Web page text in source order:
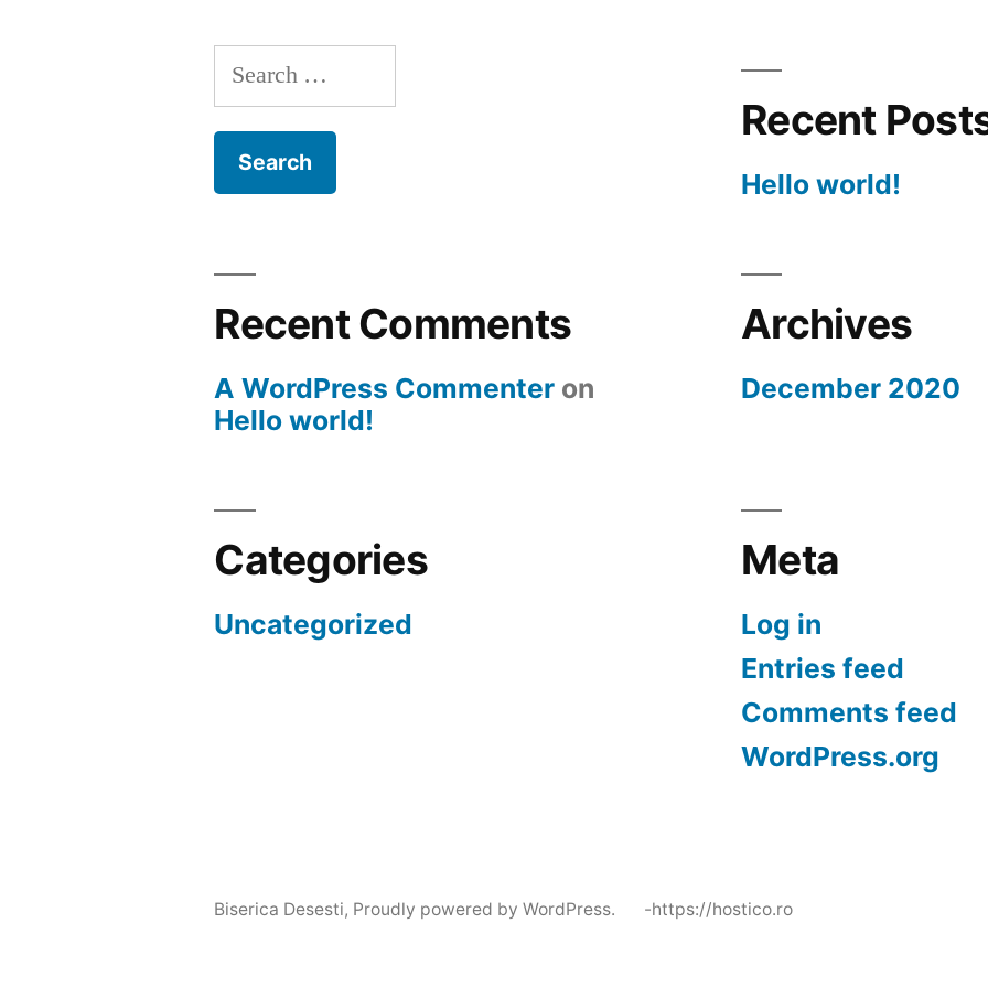
Search
for:
Recent
Hello world!
Recent Comments
A WordPress Commenter on
Hello world!
Archives
December 2020
Categories
Uncategorized
Meta
Log in
Entries feed
Comments feed
WordPress.org
Biserica Desesti, Proudly powered by WordPress. -https://hostico.ro